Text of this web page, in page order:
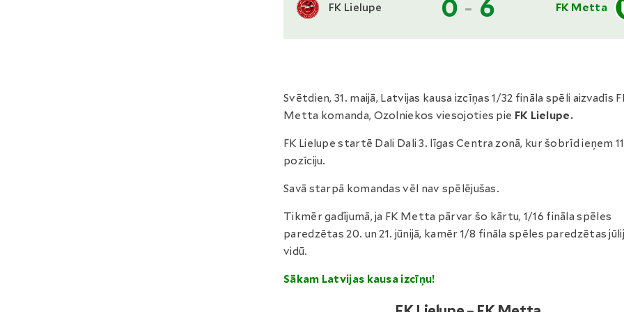
FK Lielupe 0 - 6 FK Metta
Svētdien, 31. maijā, Latvijas kausa izcīņas 1/32 fināla spēli aizvadīs
Metta komanda, Ozolniekos viesojoties pie FK Lielupe.
FK Lielupe startē Dali Dali 3. līgas Centra zonā, kur šobrīd ieņem
pozīciju.
Savā starpā komandas vēl nav spēlējušas.
Tikmēr gadījumā, ja FK Metta pārvar šo kārtu, 1/16 fināla spēles
paredzētas 20. un 21. jūnijā, kamēr 1/8 fināla spēles paredzētas
vidū.
Sākam Latvijas kausa izcīņu!